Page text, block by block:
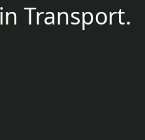
Transport.